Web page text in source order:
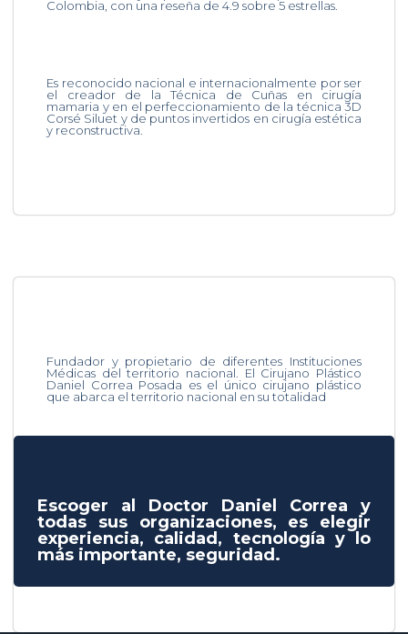
Colombia, con una reseña de 4.9 sobre 5 estrellas.
Es reconocido nacional e internacionalmente por ser
el creador de la Técnica de Cuñas en cirugía
mamaria y en el perfeccionamiento de la técnica 3D
Corsé Siluet y de puntos invertidos en cirugía estética
y reconstructiva.
Fundador y propietario de diferentes Instituciones
Médicas del territorio nacional. El Cirujano Plástico
Daniel Correa Posada es el único cirujano plástico
que abarca el territorio nacional en su totalidad
Escoger al Doctor Daniel Correa y
todas sus organizaciones, es elegir
experiencia, calidad, tecnología y lo
más importante, seguridad.